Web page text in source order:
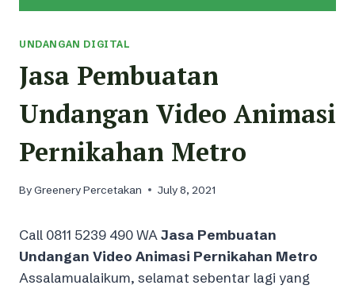
UNDANGAN DIGITAL
Jasa Pembuatan
Undangan Video Animasi
Pernikahan Metro
ByGreenery Percetakan July 8, 2021
Call 0811 5239 490 WA Jasa Pembuatan
Undangan Video Animasi Pernikahan Metro
Assalamualaikum, selamat sebentar lagi yang